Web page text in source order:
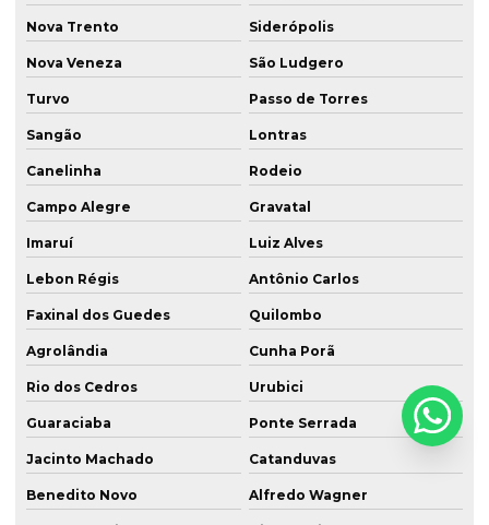
Nova Trento Siderópolis
Nova Veneza São Ludgero
Turvo Passo de Torres
Sangão Lontras
Canelinha Rodeio
Campo Alegre Gravatal
Imaruí Luiz Alves
Lebon Régis Antônio Carlos
Faxinal dos Guedes Quilombo
Agrolândia Cunha Porã
Rio dos Cedros Urubici
Guaraciaba Ponte Serrada
Jacinto Machado Catanduvas
Benedito Novo Alfredo Wagner